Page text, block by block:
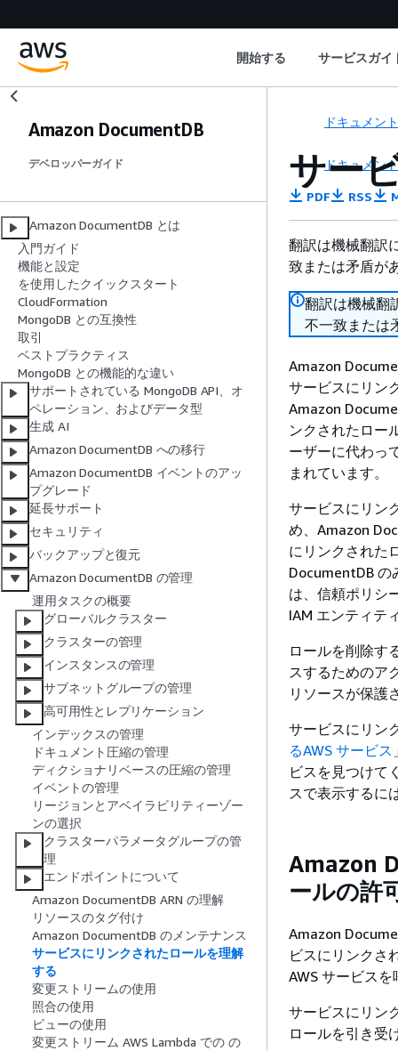
開始する サービスガイ
Amazon DocumentDB
デベロッパーガイド
Amazon DocumentDB とは
入門ガイド
機能と設定
を使用したクイックスタート
CloudFormation
MongoDB との互換性
取引
ベストプラクティス
MongoDB との機能的な違い
サポートされている MongoDB API、オ
ペレーション、およびデータ型
生成 AI
Amazon DocumentDB への移行
Amazon DocumentDB イベントのアッ
プグレード
延長サポート
セキュリティ
バックアップと復元
Amazon DocumentDB の管理
運用タスクの概要
グローバルクラスター
クラスターの管理
インスタンスの管理
サブネットグループの管理
高可用性とレプリケーション
インデックスの管理
ドキュメント圧縮の管理
ディクショナリベースの圧縮の管理
イベントの管理
リージョンとアベイラビリティーゾー
ンの選択
クラスターパラメータグループの管
理
エンドポイントについて
Amazon DocumentDB ARN の理解
リソースのタグ付け
Amazon DocumentDB のメンテナンス
サービスにリンクされたロールを理解
する
変更ストリームの使用
照合の使用
ビューの使用
変更ストリーム AWS Lambda での の
ドキュメント
ドキュメント
サー
PDF RSS
翻訳は機械翻訳
致または矛盾が
翻訳は機械翻
不一致または
Amazon
サービスにリン
Amazon
ンクされたロー
ーザーに代わっ
まれています。
サービスにリン
め、Amazon
にリンクされた
DocumentDB の
は、信頼ポリシ
IAM エンティテ
ロールを削除す
スするためのア
リソースが保護
サービスにリン
るAWS サービス
ビスを見つけて
スで表示するに
Amazon
ールの許
Amazon
ビスにリンクさ
AWS サービス
サービスにリン
ロールを引き受